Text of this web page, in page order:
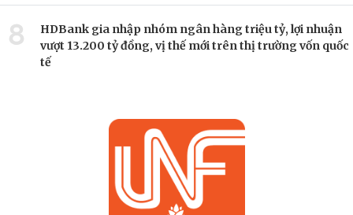
8
HDBank gia nhập nhóm ngân hàng triệu tỷ, lợi nhuận
vượt 13.200 tỷ đồng, vị thế mới trên thị trường vốn quốc
tế